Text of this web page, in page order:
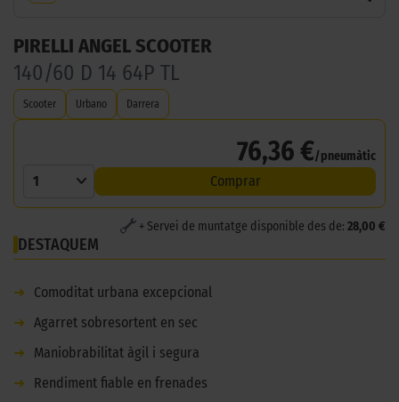
PIRELLI ANGEL SCOOTER
140/60 D 14 64P TL
Scooter Urbano Darrera
76,36 €/pneumàtic
1 Comprar
+ Servei de muntatge disponible des de: 28,00 €
DESTAQUEM
➜
Comoditat urbana excepcional
➜
Agarret sobresortent en sec
➜
Maniobrabilitat àgil i segura
➜
Rendiment fiable en frenades